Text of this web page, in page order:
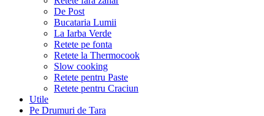
De Post
Bucataria Lumii
La Iarba Verde
Retete pe fonta
Retete la Thermocook
Slow cooking
Retete pentru Paste
Retete pentru Craciun
Utile
Pe Drumuri de Tara